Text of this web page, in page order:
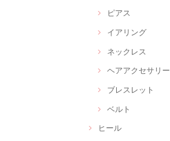
ピアス
イアリング
ネックレス
ヘアアクセサリー
ブレスレット
ベルト
ヒール